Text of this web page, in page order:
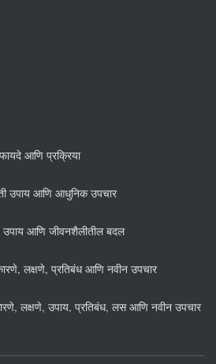
आणि प्रक्रिया
उपाय आणि आधुनिक उपचार
आणि जीवनशैलीतील बदल
लक्षणे, प्रतिबंध आणि नवीन उपचार
लक्षणे, उपाय, प्रतिबंध, लस आणि नवीन उपचार